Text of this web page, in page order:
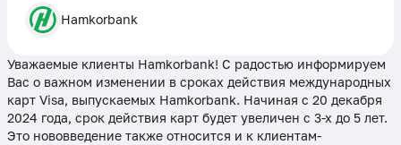
Hamkorbank
Уважаемые клиенты Hamkorbank! С радостью информируем
Вас о важном изменении в сроках действия международных
карт Visa, выпускаемых Hamkorbank. Начиная с 20 декабря
2024 года, срок действия карт будет увеличен с 3-х до 5 лет.
Это нововведение также относится и к клиентам-